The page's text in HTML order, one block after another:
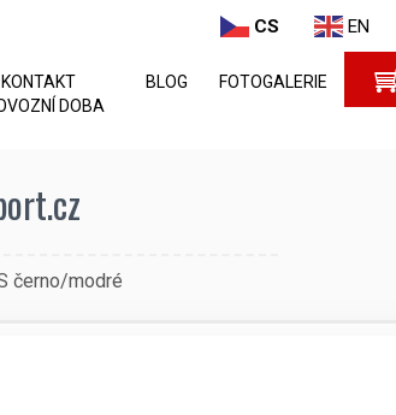
CS EN
KONTAKT
DOBA
BLOG FOTOGALERIE
černo/modré